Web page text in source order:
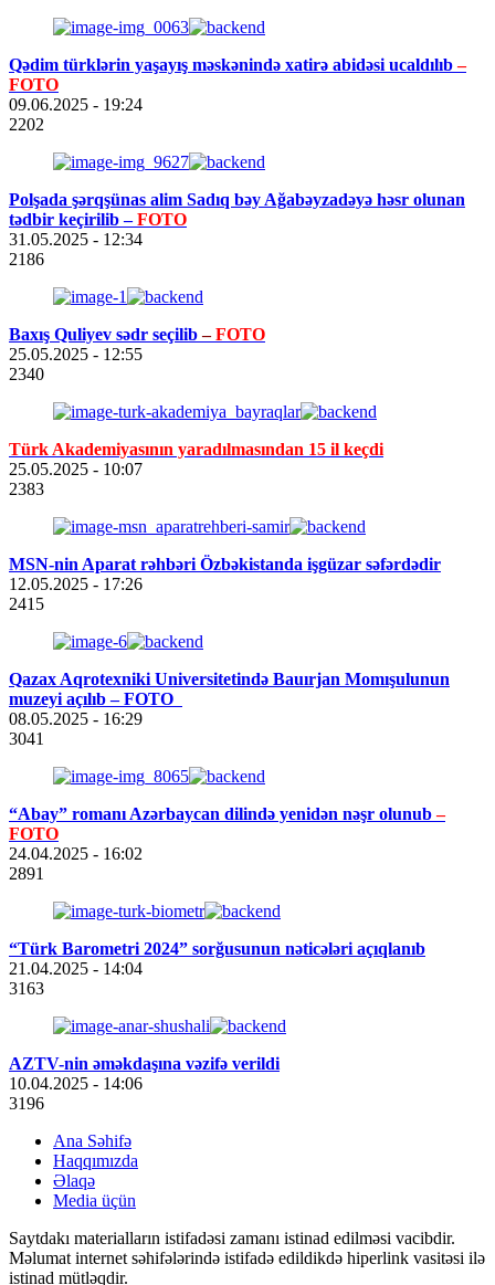
Qədim türklərin yaşayış məskənində xatirə abidəsi ucaldılıb–
FOTO
09.06.2025 - 19:24
2202
Polşada şərqşünas alim Sadıq bəy Ağabəyzadəyə həsr olunan
tədbir keçirilib –FOTO
31.05.2025 - 12:34
2186
Baxış Quliyev sədr seçilib–FOTO
25.05.2025 - 12:55
2340
Türk Akademiyasının yaradılmasından 15 il keçdi
25.05.2025 - 10:07
2383
MSN-nin Aparat rəhbəri Özbəkistanda işgüzar səfərdədir
12.05.2025 - 17:26
2415
Qazax Aqrotexniki Universitetində Bauırjan Momışulunun
muzeyi açılıb – FOTO
08.05.2025 - 16:29
3041
“Abay” romanı Azərbaycan dilində yenidən nəşr olunub–
FOTO
24.04.2025 - 16:02
2891
“Türk Barometri 2024” sorğusunun nəticələri açıqlanıb
21.04.2025 - 14:04
3163
AZTV-nin əməkdaşına vəzifə verildi
10.04.2025 - 14:06
3196
Ana Səhifə
Haqqımızda
Əlaqə
Media üçün
Saytdakı materialların istifadəsi zamanı istinad edilməsi vacibdir.
Məlumat internet səhifələrində istifadə edildikdə hiperlink vasitəsi ilə
istinad mütləqdir.